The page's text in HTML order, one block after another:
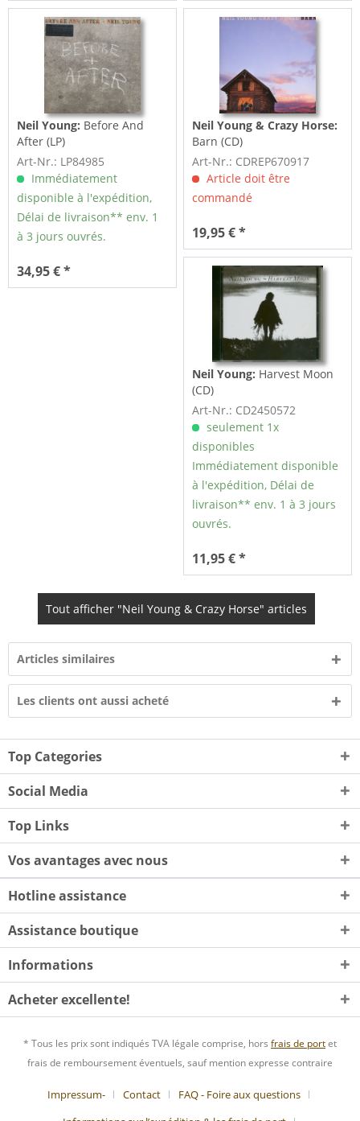
Neil Young: Before And
After (LP)
Art-Nr.: LP84985
Immédiatement
disponible à l'expédition,
Délai de livraison** env. 1
à 3 jours ouvrés.
34,95 € *
Neil Young & Crazy Horse:
Barn (CD)
Art-Nr.: CDREP670917
Article doit être
commandé
19,95 € *
Neil Young: Harvest Moon
(CD)
Art-Nr.: CD2450572
seulement 1x
disponibles
Immédiatement disponible
à l'expédition, Délai de
livraison** env. 1 à 3 jours
ouvrés.
11,95 € *
Tout afficher "Neil Young & Crazy Horse" articles
Articles similaires
Les clients ont aussi acheté
Top Categories
Social Media
Top Links
Vos avantages avec nous
Hotline assistance
Assistance boutique
Informations
Acheter excellente!
* Tous les prix sont indiqués TVA légale comprise, hors frais de portet
frais de remboursement éventuels, sauf mention expresse contraire
Impressum- Contact
FAQ - Foire aux questions